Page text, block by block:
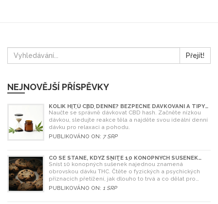
Přejít!
NEJNOVĚJŠÍ PŘÍSPĚVKY
KOLIK HITŮ CBD DENNĚ? BEZPEČNÉ DÁVKOVÁNÍ A TIPY
PRO ZAČÁTEČNÍKY
Naučte se správně dávkovat CBD hash. Začněte nízkou
dávkou, sledujte reakce těla a najděte svou ideální denní
dávku pro relaxaci a pohodu.
PUBLIKOVÁNO ON: 7 SRP
CO SE STANE, KDYŽ SNÍTE 10 KONOPNÝCH SUŠENEK
NAJEDNOU? RIZIKA A ŘEŠENÍ
Sníst 10 konopných sušenek najednou znamená
obrovskou dávku THC. Čtěte o fyzických a psychických
příznacích přetížení, jak dlouho to trvá a co dělat pro
úlevu.
PUBLIKOVÁNO ON: 1 SRP